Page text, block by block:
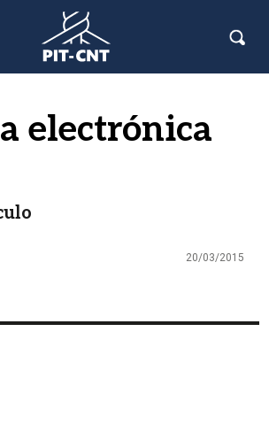
electrónica
20/03/2015